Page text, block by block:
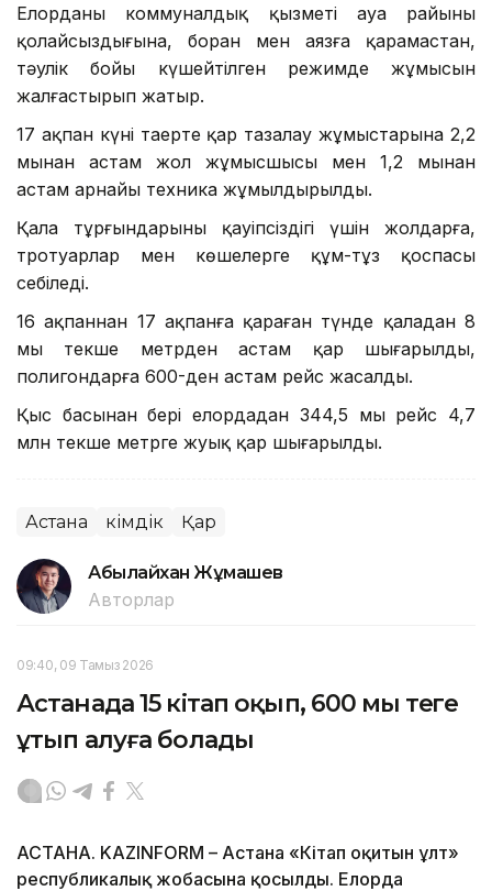
Елорданың коммуналдық қызметі ауа райының
қолайсыздығына, боран мен аязға қарамастан,
тәулік бойы күшейтілген режимде жұмысын
жалғастырып жатыр.
17 ақпан күні таңертең қар тазалау жұмыстарына 2,2
мыңнан астам жол жұмысшысы мен 1,2 мыңнан
астам арнайы техника жұмылдырылды.
Қала тұрғындарының қауіпсіздігі үшін жолдарға,
тротуарлар мен көшелерге құм-тұз қоспасы
себіледі.
16 ақпаннан 17 ақпанға қараған түнде қаладан 8
мың текше метрден астам қар шығарылды,
полигондарға 600-ден астам рейс жасалды.
Қыс басынан бері елордадан 344,5 мың рейс 4,7
млн текше метрге жуық қар шығарылды.
Астана Әкімдік Қар
Абылайхан Жұмашев
Авторлар
09:40, 09 Тамыз 2026
Астанада 15 кітап оқып, 600 мың теңге
ұтып алуға болады
АСТАНА. KAZINFORM – Астана «Кітап оқитын ұлт»
республикалық жобасына қосылды. Елорда